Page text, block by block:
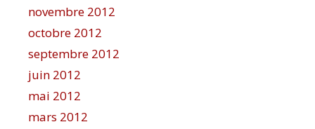
novembre 2012
octobre 2012
septembre 2012
juin 2012
mai 2012
mars 2012